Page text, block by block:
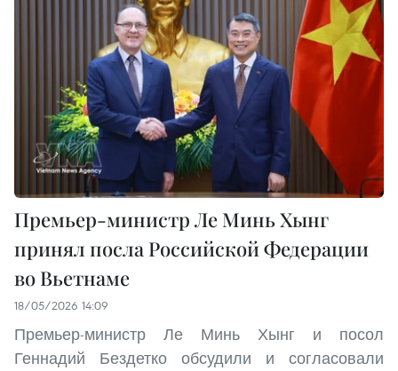
Премьер-министр Ле Минь Хынг
принял посла Российской Федерации
во Вьетнаме
18/05/2026 14:09
Премьер-министр Ле Минь Хынг и посол
Геннадий Бездетко обсудили и согласовали